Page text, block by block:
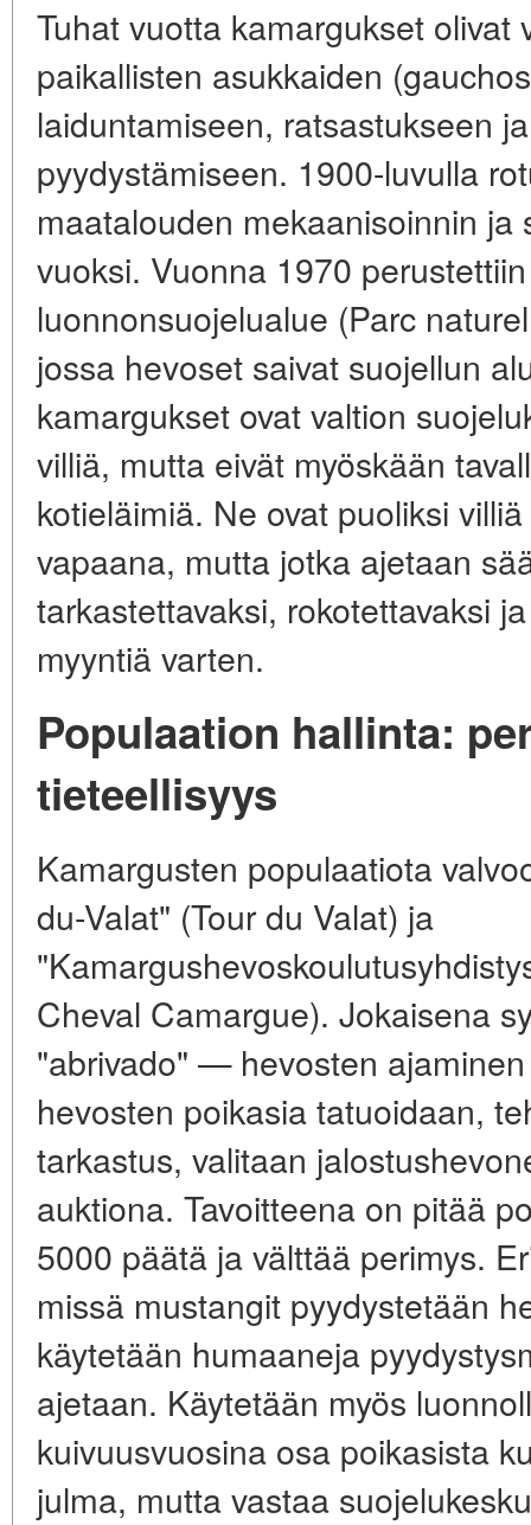
Tuhat vuotta kamargukset olivat
paikallisten asukkaiden
laiduntamiseen, ratsastukseen
pyydystämiseen. 1900-luvulla
maatalouden mekaanisoinnin
vuoksi. Vuonna 1970
luonnonsuojelualue (Parc
jossa hevoset saivat suojellun
kamargukset ovat valtion
villiä, mutta eivät myöskään
kotieläimiä. Ne ovat puoliksi
vapaana, mutta jotka ajetaan
tarkastettavaksi, rokotettavaksi
myyntiä varten.
Populaation hallinta:
tieteellisyys
Kamargusten populaatiota
du-Valat" (Tour du Valat) ja
Cheval Camargue). Jokaisena
"abrivado" — hevosten
hevosten poikasia tatuoidaan,
tarkastus, valitaan
auktiona. Tavoitteena on pitää
5000 päätä ja välttää perimys.
missä mustangit pyydystetään
käytetään humaaneja
ajetaan. Käytetään myös
kuivuusvuosina osa poikasista
julma, mutta vastaa